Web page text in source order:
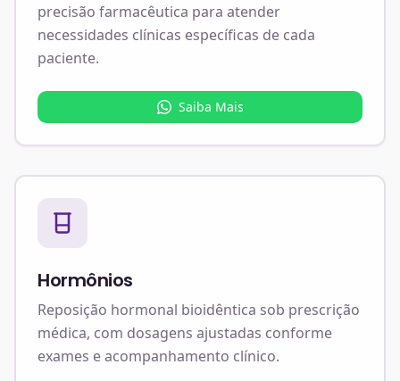
precisão farmacêutica para atender
necessidades clínicas específicas de cada
paciente.
Saiba Mais
Hormônios
Reposição hormonal bioidêntica sob prescrição
médica, com dosagens ajustadas conforme
exames e acompanhamento clínico.